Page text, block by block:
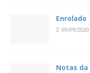
Enrolado
09/09/2020
Notas